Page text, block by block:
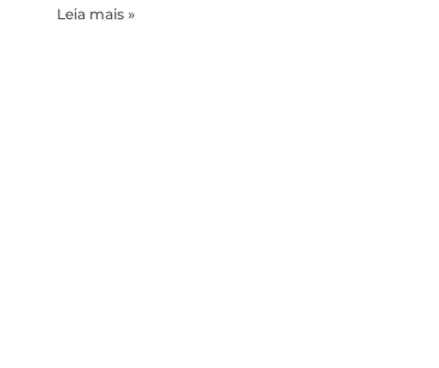
Leia mais »